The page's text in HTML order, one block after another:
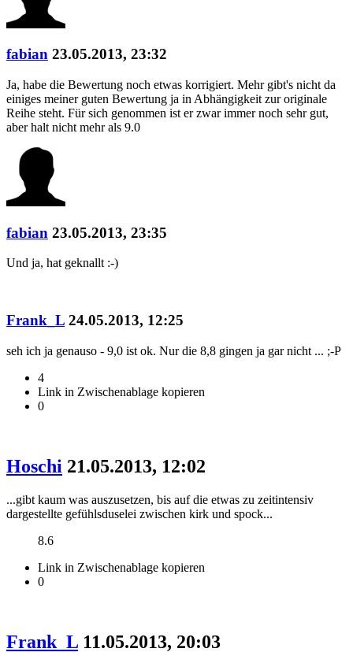
fabian 23.05.2013, 23:32
Ja, habe die Bewertung noch etwas korrigiert. Mehr gibt's nicht da
einiges meiner guten Bewertung ja in Abhängigkeit zur originale
Reihe steht. Für sich genommen ist er zwar immer noch sehr gut,
aber halt nicht mehr als 9.0
fabian 23.05.2013, 23:35
Und ja, hat geknallt :-)
Frank_L 24.05.2013, 12:25
seh ich ja genauso - 9,0 ist ok. Nur die 8,8 gingen ja gar nicht ... ;-P
4
Link in Zwischenablage kopieren
0
Hoschi 21.05.2013, 12:02
...gibt kaum was auszusetzen, bis auf die etwas zu zeitintensiv
dargestellte gefühlsduselei zwischen kirk und spock...
8.6
Link in Zwischenablage kopieren
0
Frank_L 11.05.2013, 20:03